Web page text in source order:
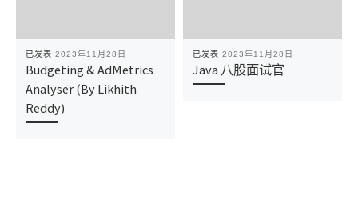
已发表 2023年11月28日
Budgeting & AdMetrics
Analyser (By Likhith
Reddy)
已发表 2023年11月28日
Java 八股面试官